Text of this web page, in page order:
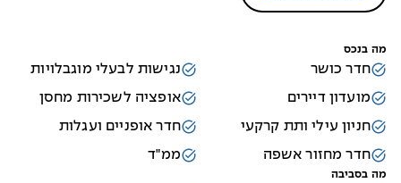
מה בנכס
חדר כושר נגישות לבעלי מוגבלויות
מועדון דיירים אופציה לשכירות מחסן
חניון עילי ותת קרקעי חדר אופניים ועגלות
חדר מחזור אשפה ממ"ד
מה בסביבה